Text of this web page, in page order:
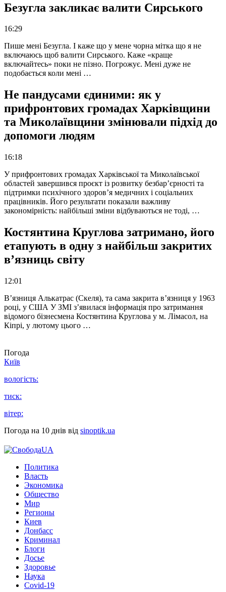
Безугла закликає валити Сирського
16:29
Пише мені Безугла. І каже що у мене чорна мітка що я не
включаюсь щоб валити Сирського. Каже «краще
включайтесь» поки не пізно. Погрожує. Мені дуже не
подобається коли мені …
Не пандусами єдиними: як у
прифронтових громадах Харківщини
та Миколаївщини змінювали підхід до
допомоги людям
16:18
У прифронтових громадах Харківської та Миколаївської
областей завершився проєкт із розвитку безбар’єрності та
підтримки психічного здоров’я медичних і соціальних
працівників. Його результати показали важливу
закономірність: найбільші зміни відбуваються не тоді, …
Костянтина Круглова затримано, його
етапують в одну з найбільш закритих
в’язниць світу
12:01
В’язниця Алькатрас (Скеля), та сама закрита в’язниця у 1963
році, у США У ЗМІ з’явилася інформація про затримання
відомого бізнесмена Костянтина Круглова у м. Лімасол, на
Кіпрі, у лютому цього …
Погода
Київ
вологість:
тиск:
вітер:
Погода на 10 днів від sinoptik.ua
Политика
Власть
Экономика
Общество
Мир
Регионы
Киев
Донбасс
Криминал
Блоги
Досье
Здоровье
Наука
Covid-19